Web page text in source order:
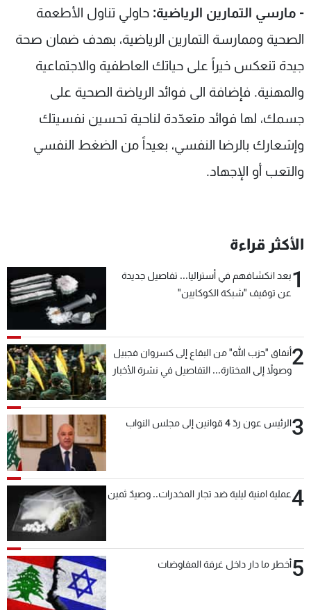
- مارسي التمارين الرياضية: حاولي تناول الأطعمة
الصحية وممارسة التمارين الرياضية، بهدف ضمان صحة
جيدة تنعكس خيراً على حياتك العاطفية والاجتماعية
والمهنية. فإضافة الى فوائد الرياضة الصحية على
جسمك، لها فوائد متعدّدة لناحية تحسين نفسيتك
وإشعارك بالرضا النفسي، بعيداً من الضغط النفسي
والتعب أو الإجهاد.
الأكثر قراءة
1بعد انكشافهم في أستراليا... تفاصيل جديدة
عن توقيف "شبكة الكوكايين"
2أنفاق "حزب الله" من البقاع إلى كسروان فجبيل
وصولاً إلى المختارة... التفاصيل في نشرة الأخبار
3الرئيس عون ردّ 4 قوانين إلى مجلس النواب
4عملية امنية ليلية ضد تجار المخدرات.. وصيدٌ ثمين
5أخطر ما دار داخل غرفة المفاوضات